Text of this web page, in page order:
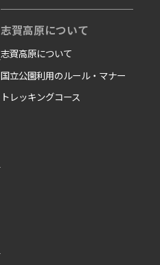
志賀高原について
志賀高原について
国立公園利用のルール・マナー
トレッキングコース